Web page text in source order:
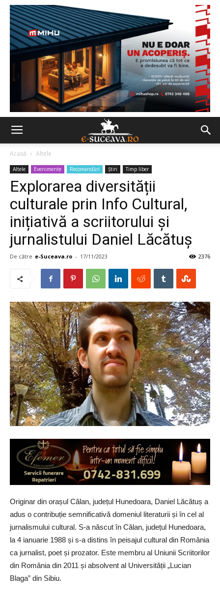
Acasă Altele
Altele Evenimente Recomandări Ştiri Timp liber
Explorarea diversității
culturale prin Info Cultural,
inițiativă a scriitorului și
jurnalistului Daniel Lăcătuș
De către e-Suceava.ro - 17/11/2023 2376
Originar din orașul Călan, județul Hunedoara, Daniel Lăcătuș a
adus o contribuție semnificativă domeniul literaturii și în cel al
jurnalismului cultural. S-a născut în Călan, județul Hunedoara,
la 4 ianuarie 1988 și s-a distins în peisajul cultural din România
ca jurnalist, poet și prozator. Este membru al Uniunii Scriitorilor
din România din 2011 și absolvent al Universității „Lucian
Blaga” din Sibiu.